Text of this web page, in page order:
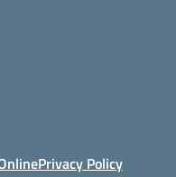
Privacy Policy